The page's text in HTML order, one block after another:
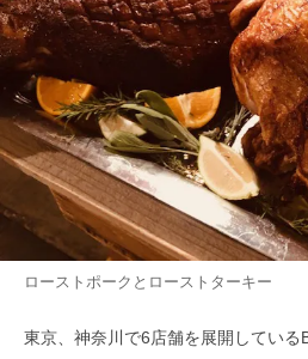
ローストポークとローストターキー
東京、神奈川で6店舗を展開している